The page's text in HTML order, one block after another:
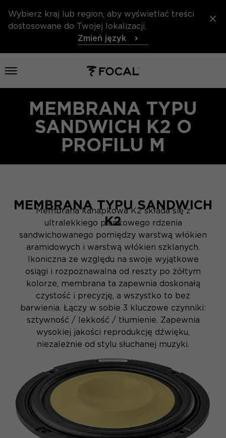
Wybierz kraj lub region, aby wyświetlać treści
dostosowane do Twojej lokalizacji.
Zmień język
Otwórz menu
MEMBRANA TYPU
SANDWICH K2 O
PROFILU M
MEMBRANA TYPU SANDWICH
K2
Membrana kanapkowa K2 składa się z
ultralekkiego piankowego rdzenia
sandwichowanego pomiędzy warstwą włókien
aramidowych i warstwą włókien szklanych.
Ikoniczna ze względu na swoje wyjątkowe
osiągi i rozpoznawalna od reszty po żółtym
kolorze, membrana ta zapewnia doskonałą
czystość i precyzję, a wszystko to bez
barwienia. Łączy w sobie 3 kluczowe czynniki:
sztywność / lekkość / tłumienie. Zapewnia
wysokiej jakości reprodukcję dźwięku,
niezależnie od stylu słuchanej muzyki.